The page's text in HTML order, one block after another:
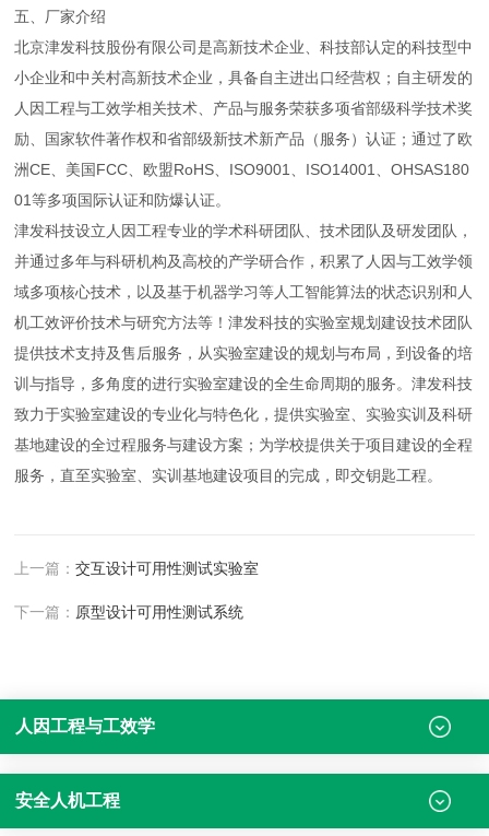
五、厂家介绍
北京津发科技股份有限公司是高新技术企业、科技部认定的科技型中
小企业和中关村高新技术企业，具备自主进出口经营权；自主研发的
人因工程与工效学相关技术、产品与服务荣获多项省部级科学技术奖
励、国家软件著作权和省部级新技术新产品（服务）认证；通过了欧
洲CE、美国FCC、欧盟RoHS、ISO9001、ISO14001、OHSAS180
01等多项国际认证和防爆认证。
津发科技设立人因工程专业的学术科研团队、技术团队及研发团队，
并通过多年与科研机构及高校的产学研合作，积累了人因与工效学领
域多项核心技术，以及基于机器学习等人工智能算法的状态识别和人
机工效评价技术与研究方法等！津发科技的实验室规划建设技术团队
提供技术支持及售后服务，从实验室建设的规划与布局，到设备的培
训与指导，多角度的进行实验室建设的全生命周期的服务。津发科技
致力于实验室建设的专业化与特色化，提供实验室、实验实训及科研
基地建设的全过程服务与建设方案；为学校提供关于项目建设的全程
服务，直至实验室、实训基地建设项目的完成，即交钥匙工程。
上一篇：交互设计可用性测试实验室
下一篇： 原型设计可用性测试系统
人因工程与工效学
安全人机工程